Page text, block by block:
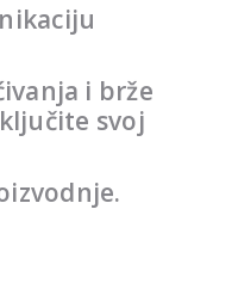
i brže
svoj